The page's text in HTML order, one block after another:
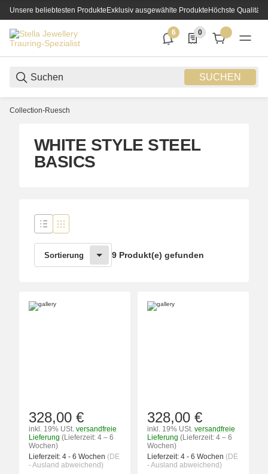
Unsere beliebtesten ProdukteExklusiv ausgewählte ProdukteHöchste Qualität
SUCHEN
6
6 neue Notifizierungen
0
0 Produkte in der
Collection-Ruesch
WHITE STYLE STEEL
BASICS
Sortierung 9 Produkt(e) gefunden
328,00 €
inkl. 19% USt. versandfreie
Lieferung (Lieferzeit: 4 – 6
Wochen)
Lieferzeit: 4 - 6 Wochen (DE
- Ausland abweichend)
328,00 €
inkl. 19% USt. versandfreie
Lieferung (Lieferzeit: 4 – 6
Wochen)
Lieferzeit: 4 - 6 Wochen (DE
- Ausland abweichend)